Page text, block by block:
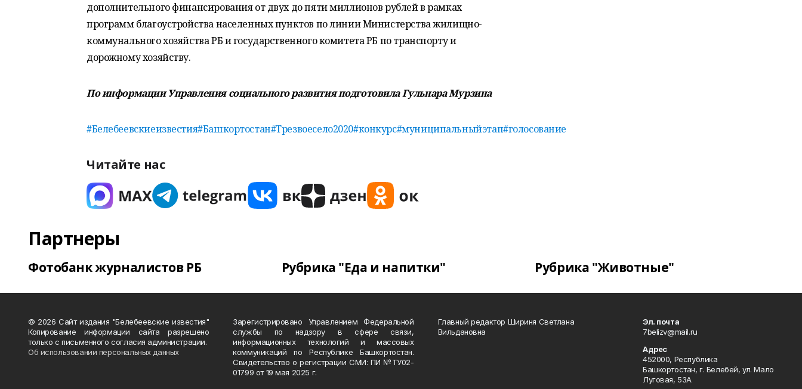
дополнительного финансирования от двух до пяти миллионов рублей в рамках
программ благоустройства населенных пунктов по линии Министерства жилищно-
коммунального хозяйства РБ и государственного комитета РБ по транспорту и
дорожному хозяйству.
По информации Управления социального развития подготовила Гульнара Мурзина
#Белебеевскиеизвестия#Башкортостан#Трезвоесело2020#конкурс#муниципальныйэтап#голосование
Читайте нас
Партнеры
Фотобанк журналистов РБ Рубрика "Еда и напитки" Рубрика "Животные"
© 2026 Сайт издания "Белебеевские известия"
Копирование информации сайта разрешено
только с письменного согласия администрации.
Об использовании персональных данных
Зарегистрировано Управлением Федеральной
службы по надзору в сфере связи,
информационных технологий и массовых
коммуникаций по Республике Башкортостан.
Свидетельство о регистрации СМИ: ПИ №ТУ02-
01799 от 19 мая 2025 г.
Главный редактор Шириня Светлана
Вильдановна
Эл. почта
7belizv@mail.ru
Адрес
452000, Республика
Башкортостан, г. Белебей, ул. Мало
Луговая, 53А